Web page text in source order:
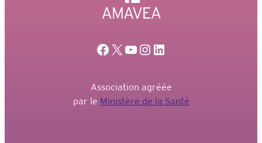
Facebook X YouTube Instagram LinkedIn
Association agréée
par le Ministère de la Santé